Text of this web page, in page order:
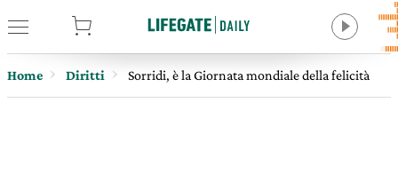
Home Diritti Sorridi, è la Giornata mondiale della felicità